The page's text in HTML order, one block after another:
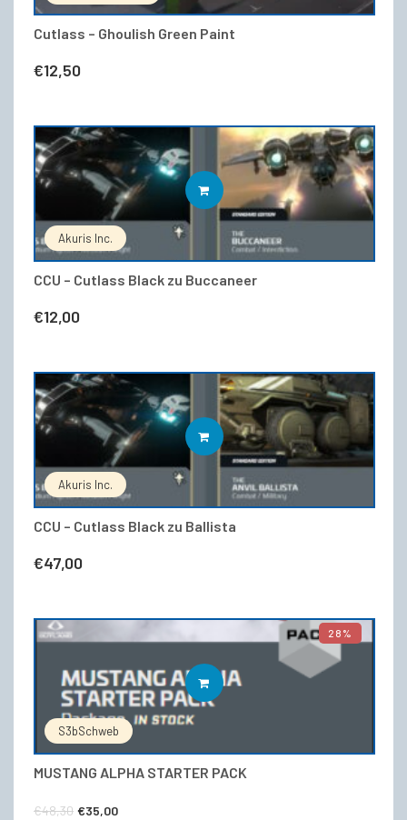
Cutlass – Ghoulish Green Paint
€12,50
Akuris Inc.
CCU – Cutlass Black zu Buccaneer
€12,00
WEITERLESEN
Akuris Inc.
CCU – Cutlass Black zu Ballista
€47,00
WEITERLESEN
28%
S3bSchweb
MUSTANG ALPHA STARTER PACK
€48,30 Ursprünglicher
€35,00
WEITERLESEN